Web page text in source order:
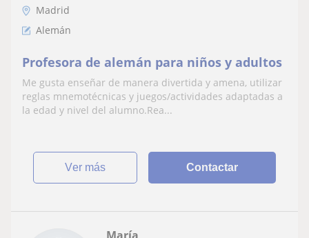
Madrid
Alemán
Profesora de alemán para niños y adultos
Me gusta enseñar de manera divertida y amena, utilizar
reglas mnemotécnicas y juegos/actividades adaptadas a
la edad y nivel del alumno.Rea...
ver más Contactar